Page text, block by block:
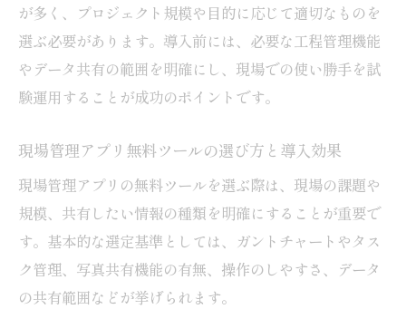
が多く、プロジェクト規模や目的に応じて適切なものを
選ぶ必要があります。導入前には、必要な工程管理機能
やデータ共有の範囲を明確にし、現場での使い勝手を試
験運用することが成功のポイントです。
現場管理アプリ無料ツールの選び方と導入効果
現場管理アプリの無料ツールを選ぶ際は、現場の課題や
規模、共有したい情報の種類を明確にすることが重要で
す。基本的な選定基準としては、ガントチャートやタス
ク管理、写真共有機能の有無、操作のしやすさ、データ
の共有範囲などが挙げられます。